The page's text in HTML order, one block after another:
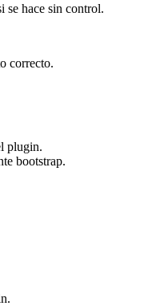
se hace sin control.
correcto.
plugin.
bootstrap.